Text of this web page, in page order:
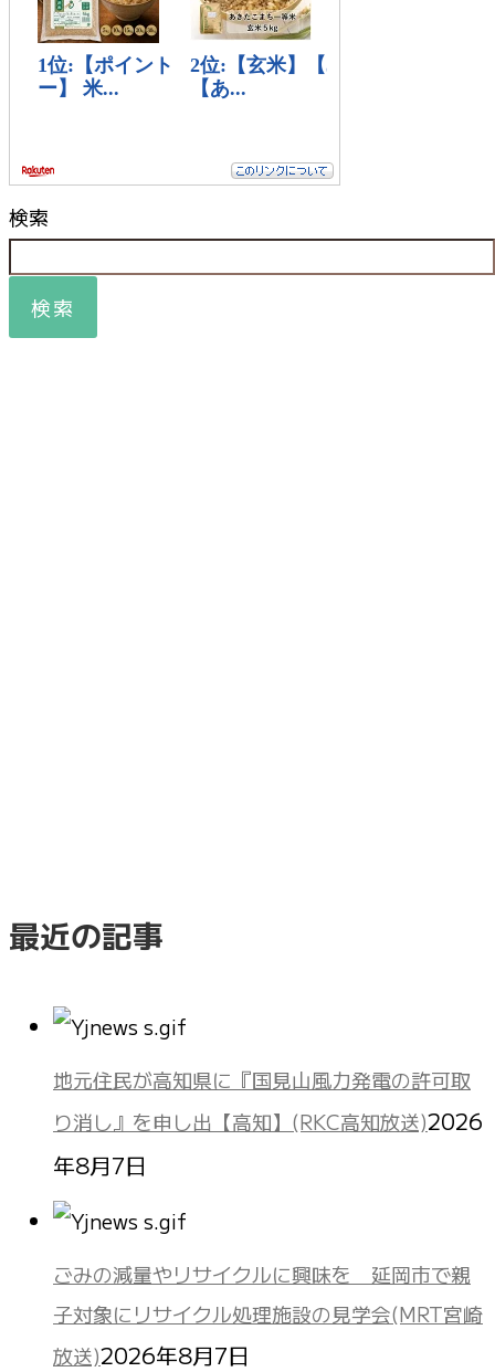
検索
検索
最近の記事
地元住民が高知県に『国見山風力発電の許可取
り消し』を申し出【高知】(RKC高知放送)2026
年8月7日
ごみの減量やリサイクルに興味を 延岡市で親
子対象にリサイクル処理施設の見学会(MRT宮崎
放送)2026年8月7日